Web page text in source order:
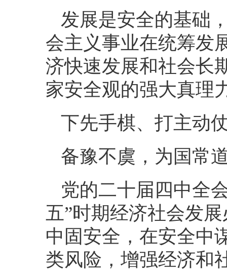
发展是安全的基础
会主义事业在统筹发
济快速发展和社会长
家安全观的强大真理
下先手棋、打主动
备豫不虞，为国常
党的二十届四中全
五”时期经济社会发
中固安全，在安全中
类风险，增强经济和